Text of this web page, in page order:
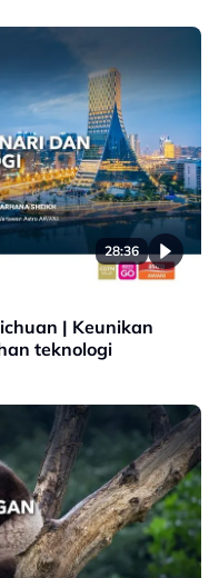
28:36
| Keunikan
teknologi